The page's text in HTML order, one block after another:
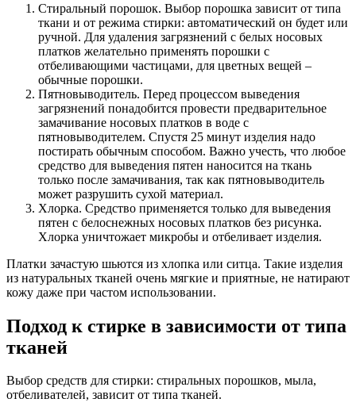
Стиральный порошок. Выбор порошка зависит от типа
ткани и от режима стирки: автоматический он будет или
ручной. Для удаления загрязнений с белых носовых
платков желательно применять порошки с
отбеливающими частицами, для цветных вещей –
обычные порошки.
Пятновыводитель. Перед процессом выведения
загрязнений понадобится провести предварительное
замачивание носовых платков в воде с
пятновыводителем. Спустя 25 минут изделия надо
постирать обычным способом. Важно учесть, что любое
средство для выведения пятен наносится на ткань
только после замачивания, так как пятновыводитель
может разрушить сухой материал.
Хлорка. Средство применяется только для выведения
пятен с белоснежных носовых платков без рисунка.
Хлорка уничтожает микробы и отбеливает изделия.
Платки зачастую шьются из хлопка или ситца. Такие изделия
из натуральных тканей очень мягкие и приятные, не натирают
кожу даже при частом использовании.
Подход к стирке в зависимости от типа
тканей
Выбор средств для стирки: стиральных порошков, мыла,
отбеливателей, зависит от типа тканей.